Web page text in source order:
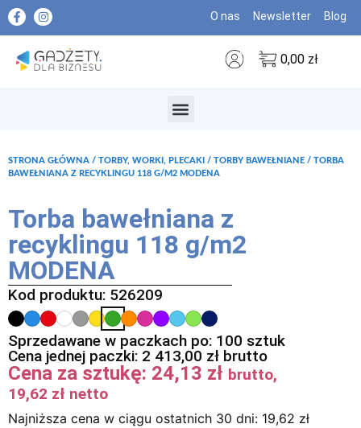
O nas Newsletter Blog
0,00 zł
STRONA GŁÓWNA / TORBY, WORKI, PLECAKI / TORBY BAWEŁNIANE / TORBA
BAWEŁNIANA Z RECYKLINGU 118 G/M2 MODENA
Torba bawełniana z
recyklingu 118 g/m2
MODENA
Kod produktu: 526209
Sprzedawane w paczkach po: 100 sztuk
Cena jednej paczki: 2 413,00 zł brutto
Cena za sztukę: 24,13 zł brutto,
19,62 zł netto
Najniższa cena w ciągu ostatnich 30 dni: 19,62 zł